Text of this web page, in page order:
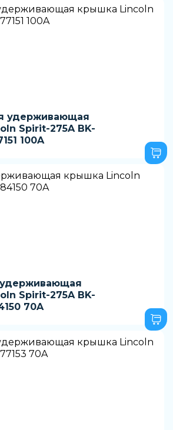
удерживающая
Spirit-275A BK-
100A
Spirit-275A BK-
70A